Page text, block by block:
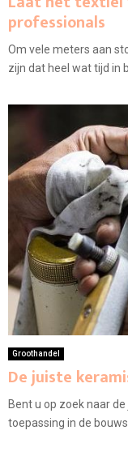
professionals
Om vele meters aan
zijn dat heel wat tijd in
Groothandel
De juiste
Bent u op zoek naar
toepassing in de